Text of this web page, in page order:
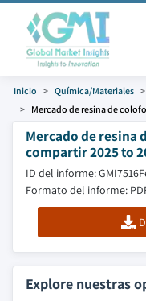
Inicio Química/Materiales
Mercado de resina de
Mercado de resina
compartir 2025 to
ID del informe: GMI7516
Formato del informe:
Explore nuestras